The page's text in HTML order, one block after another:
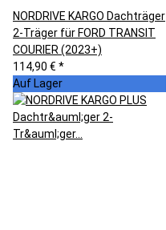
NORDRIVE KARGO Dachträger
2-Träger für FORD TRANSIT
COURIER (2023+)
114,90 € *
Auf Lager